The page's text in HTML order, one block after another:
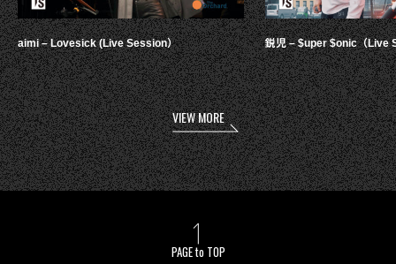
aimi – Lovesick (Live Session） 鋭児 – $uper $onic（Live
VIEW MORE
PAGE to TOP